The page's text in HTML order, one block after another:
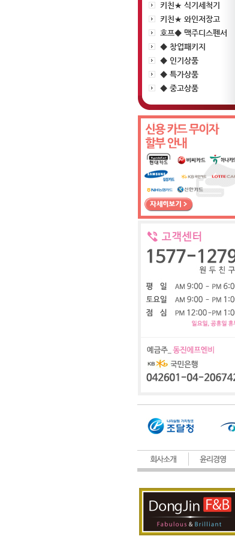
키친★ 식기세척기
키친★ 와인저장고
호프◆ 맥주디스펜서
◆ 창업패키지
◆ 인기상품
◆ 특가상품
◆ 중고상품